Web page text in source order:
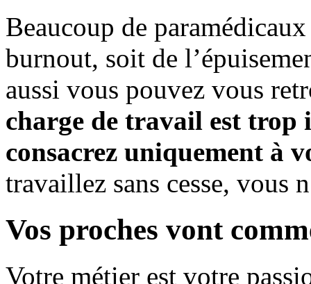
Beaucoup de
burnout, soit de
aussi vous pouvez vous
charge de travail est trop
consacrez uniquement à
travaillez sans cesse, vous
Vos proches vont
Votre métier est votre